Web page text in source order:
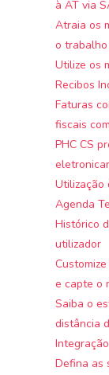
à AT via
Atraia os
o
Utilize os
Recibos
Faturas
fiscais
PHC CS
Utilização
Agenda
Histórico
utilizador
e capte o
Saiba o
distância
Defina as